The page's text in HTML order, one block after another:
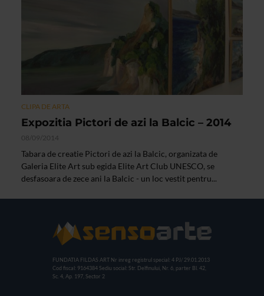
CLIPA DE ARTA
Expozitia Pictori de azi la Balcic – 2014
08/09/2014
Tabara de creatie Pictori de azi la Balcic, organizata de
Galeria Elite Art sub egida Elite Art Club UNESCO, se
desfasoara de zece ani la Balcic - un loc vestit pentru...
FUNDATIA FILDAS ART Nr inreg registrul special: 4 PJ/ 29.01.2013
Cod fiscal: 9164384 Sediu social: Str. Delfinului, Nr. 6, parter Bl. 42,
Sc. 4, Ap. 197, Sector 2